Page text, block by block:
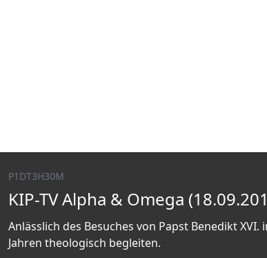
P1DT3H30M
KIP-TV Alpha & Omega
Anlässlich des Besuches von Papst Benedikt
Jahren theologisch begleiten.